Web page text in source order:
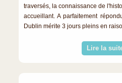
traversés, la connaissance de
accueillant. A parfaitement
Dublin mérite 3 jours pleins en
Lire la